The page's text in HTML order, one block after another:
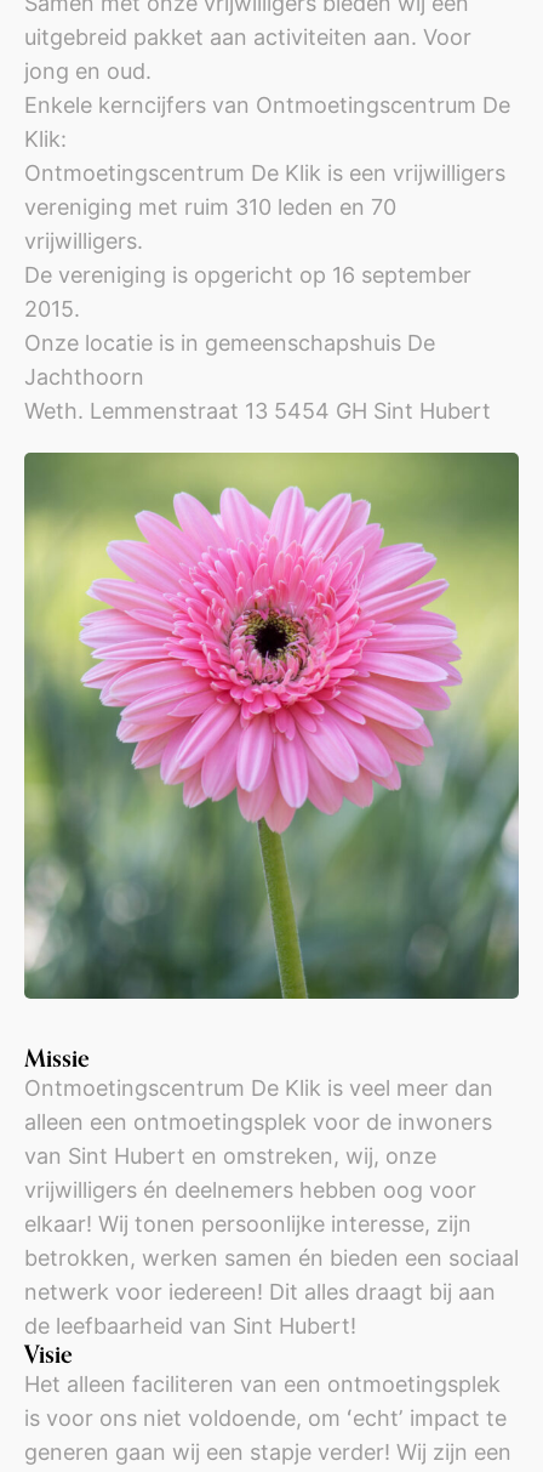
uitgebreid pakket aan activiteiten aan. Voor
jong en oud.
Enkele kerncijfers van Ontmoetingscentrum De
Klik:
Ontmoetingscentrum De Klik is een vrijwilligers
vereniging met ruim 310 leden en 70
vrijwilligers.
De vereniging is opgericht op 16 september
2015.
Onze locatie is in gemeenschapshuis De
Jachthoorn
Weth. Lemmenstraat 13 5454 GH Sint Hubert
Missie
Ontmoetingscentrum De Klik is veel meer dan
alleen een ontmoetingsplek voor de inwoners
van Sint Hubert en omstreken, wij, onze
vrijwilligers én deelnemers hebben oog voor
elkaar! Wij tonen persoonlijke interesse, zijn
betrokken, werken samen én bieden een sociaal
netwerk voor iedereen! Dit alles draagt bij aan
de leefbaarheid van Sint Hubert!
Visie
Het alleen faciliteren van een ontmoetingsplek
is voor ons niet voldoende, om ʻechtʼ impact te
generen gaan wij een stapje verder! Wij zijn een